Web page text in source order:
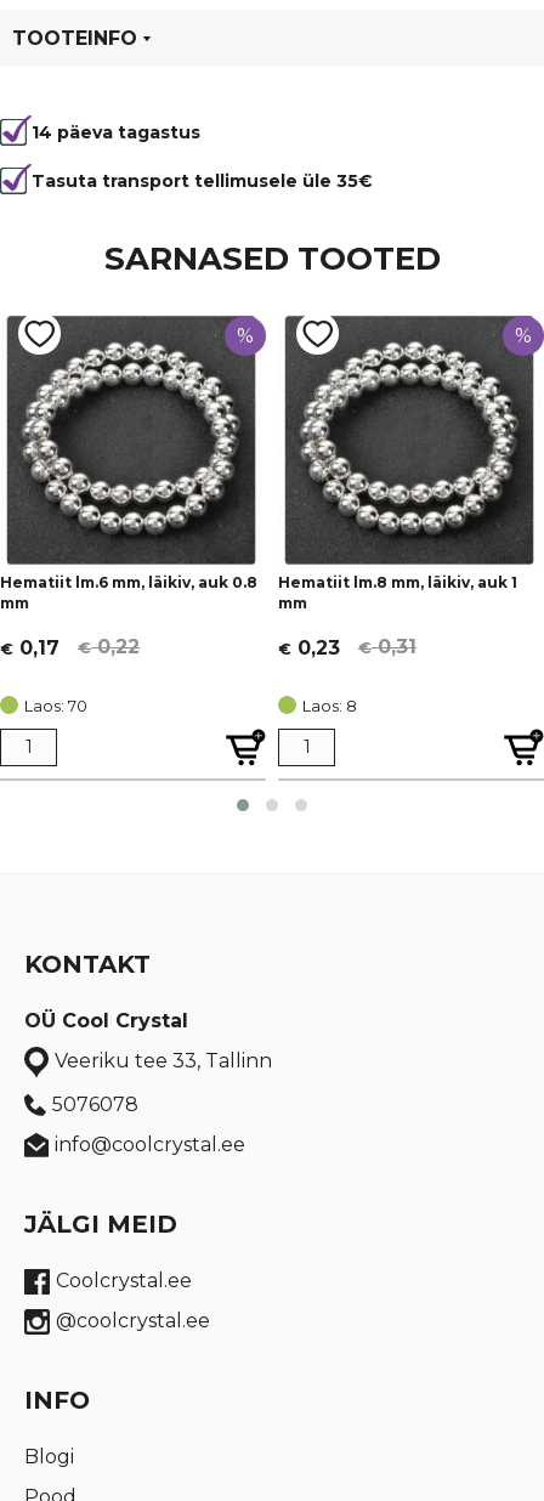
mm
TOOTEINFO
Värvus
Sinine
Kuju
ümmargune
Jadeiit
14 päeva tagastus
Tasuta transport tellimusele üle 35€
SARNASED TOOTED
%
Hematiit lm.6 mm, läikiv, auk 0.8
mm
€0,22
Algne
oli:
€ 0,22.
€ 0,17
Current
is:
€ 0,17.
Laos: 70
%
Hematiit lm.8 mm, läikiv, auk 1
mm
€0,31
Algne
oli:
€ 0,31.
€ 0,23
Current
is:
€ 0,23.
Laos: 8
KONTAKT
OÜ Cool Crystal
Veeriku tee 33, Tallinn
5076078
info@coolcrystal.ee
JÄLGI MEID
Coolcrystal.ee
@coolcrystal.ee
INFO
Blogi